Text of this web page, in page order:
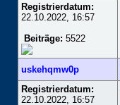
Registrierdatum:
22.10.2022, 16:57
Beiträge: 5522
uskehqmw0p
Registrierdatum:
22.10.2022, 16:57